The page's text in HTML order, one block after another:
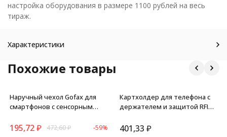
настройка оборудования в размере 1100 рублей на весь
тираж.
Характеристики
Похожие товары
Наручный чехол Gofax для
смартфонов с сенсорным
195,72₽ 472,60₽ -59%
Картхолдер для телефона с
держателем и защитой RFID
401,33 ₽